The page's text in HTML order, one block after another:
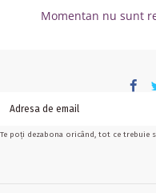
Momentan nu sunt
Te poți dezabona oricând, tot ce trebuie